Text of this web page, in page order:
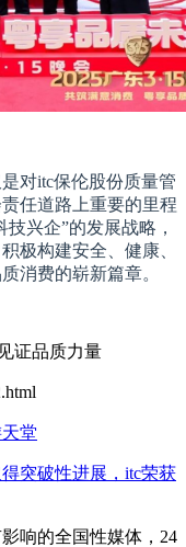
对itc保伦股份质量管
任道路上重要的里程
兴企”的发展战略，
极构建安全、健康、
消费的崭新篇章。
证品质力量
堂
突破性进展，itc荣获
响的全国性媒体，24